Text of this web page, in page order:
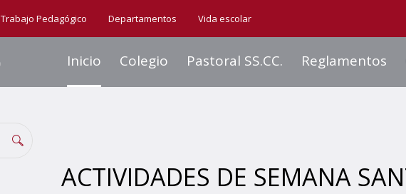
Trabajo Pedagógico Departamentos Vida escolar
Inicio Colegio Pastoral SS.CC. Reglamentos
ACTIVIDADES DE SEMANA